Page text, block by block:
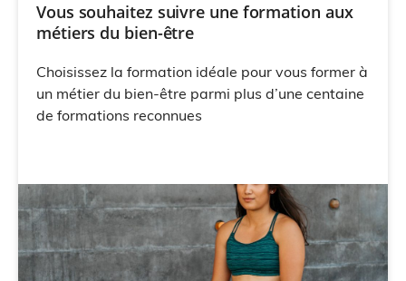
Vous souhaitez suivre une formation aux
métiers du bien-être
Choisissez la formation idéale pour vous former à
un métier du bien-être parmi plus d’une centaine
de formations reconnues